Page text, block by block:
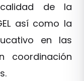
de la
así como la
en las
coordinación